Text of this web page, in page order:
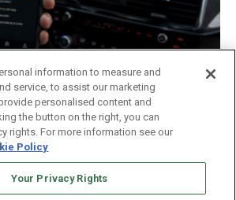
en autos: el costo extra de
information to measure and
service, to assist our marketing
personalised content and
the button on the right, you can
rights. For more information see our
Policy
Your Privacy Rights